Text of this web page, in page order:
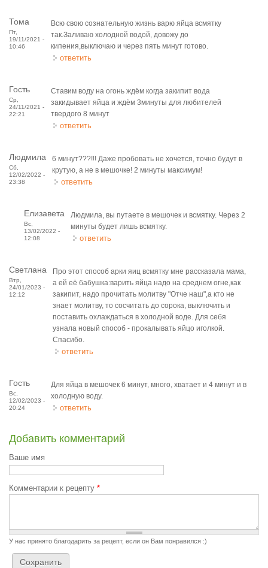
Тома
Пт,
19/11/2021 -
10:46
Всю свою сознательную жизнь варю яйца всмятку
так.Заливаю холодной водой, довожу до
кипения,выключаю и через пять минут готово.
ответить
Гость
Ср,
24/11/2021 -
22:21
Ставим воду на огонь ждём когда закипит вода
закидывает яйца и ждём 3минуты для любителей
твердого 8 минут
ответить
Людмила
Сб,
12/02/2022 -
23:38
6 минут???!!! Даже пробовать не хочется, точно будут в
крутую, а не в мешочке! 2 минуты максимум!
ответить
Елизавета
Вс,
13/02/2022 -
12:08
Людмила, вы путаете в мешочек и всмятку. Через 2
минуты будет лишь всмятку.
ответить
Светлана
Втр,
24/01/2023 -
12:12
Про этот способ арки яиц всмятку мне рассказала мама,
а ей её бабушка:варить яйца надо на среднем огне,как
закипит, надо прочитать молитву "Отче наш",а кто не
знает молитву, то сосчитать до сорока, выключить и
поставить охлаждаться в холодной воде. Для себя
узнала новый способ - прокалывать яйцо иголкой.
Спасибо.
ответить
Гость
Вс,
12/02/2023 -
20:24
Для яйца в мешочек 6 минут, много, хватает и 4 минут и в
холодную воду.
ответить
Добавить комментарий
Ваше имя
Комментарии к рецепту *
У нас принято благодарить за рецепт, если он Вам понравился :)